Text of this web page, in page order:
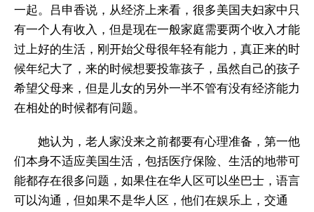
一起。吕申香说，从经济上来看，很多美国夫妇家中只
有一个人有收入，但是现在一般家庭需要两个收入才能
过上好的生活，刚开始父母很年轻有能力，真正来的时
候年纪大了，来的时候想要投靠孩子，虽然自己的孩子
希望父母来，但是儿女的另外一半不管有没有经济能力
在相处的时候都有问题。
她认为，老人家没来之前都要有心理准备，第一他
们本身不适应美国生活，包括医疗保险、生活的地带可
能都存在很多问题，如果住在华人区可以坐巴士，语言
可以沟通，但如果不是华人区，他们在娱乐上，交通